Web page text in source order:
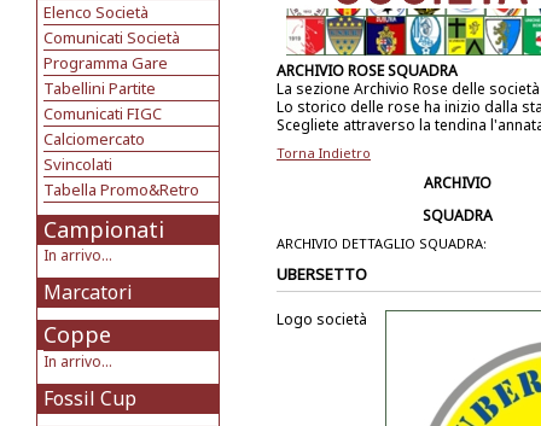
Elenco Società
Comunicati Società
Programma Gare
Tabellini Partite
Comunicati FIGC
Calciomercato
Svincolati
Tabella Promo&Retro
Campionati
In arrivo...
Marcatori
Coppe
In arrivo...
Fossil Cup
ARCHIVIO ROSE SQUADRA
La sezione Archivio Rose delle
Lo storico delle rose ha inizio dalla
Scegliete attraverso la tendina
Torna Indietro
ARCHIVIO
SQUADRA
ARCHIVIO DETTAGLIO SQUADRA:
UBERSETTO
Logo società